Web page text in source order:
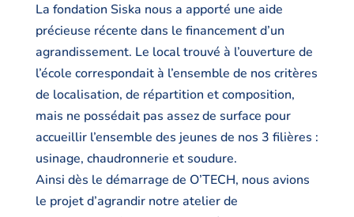
La fondation Siska nous a apporté une aide
précieuse récente dans le financement d’un
agrandissement. Le local trouvé à l’ouverture de
l’école correspondait à l’ensemble de nos critères
de localisation, de répartition et composition,
mais ne possédait pas assez de surface pour
accueillir l’ensemble des jeunes de nos 3 filières :
usinage, chaudronnerie et soudure.
Ainsi dès le démarrage de O’TECH, nous avions
le projet d’agrandir notre atelier de